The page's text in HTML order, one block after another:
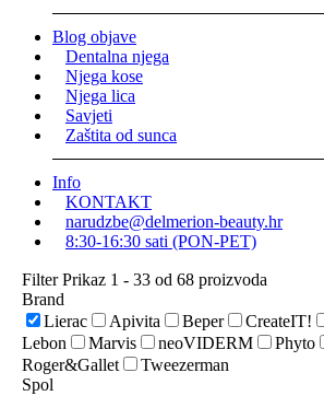
Blog objave
Dentalna njega
Njega kose
Njega lica
Savjeti
Zaštita od sunca
Info
KONTAKT
narudzbe@delmerion-beauty.hr
8:30-16:30 sati (PON-PET)
FilterPrikaz 1 - 33 od 68 proizvoda
Brand
Lierac
Apivita Beper CreateIT!
Lebon
Marvis neoVIDERM Phyto
Roger&Gallet
Tweezerman
Spol